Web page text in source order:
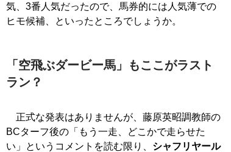
気、3番人気だったので、馬券的には人気薄での
ヒモ候補、といったところでしょうか。
「空飛ぶダービー馬」もここがラスト
ラン？
正式な発表はありませんが、藤原英昭調教師の
BCターフ後の「もう一走、どこかで走らせた
い」というコメントを読む限り、 シャフリヤール